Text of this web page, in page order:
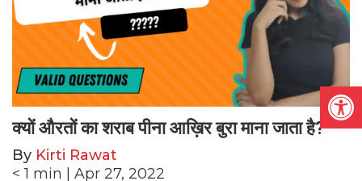
क्यों औरतों का शराब पीना आख़िर बुरा माना जाता है?
By Kirti Rawat
< 1 min | Apr 27, 2022